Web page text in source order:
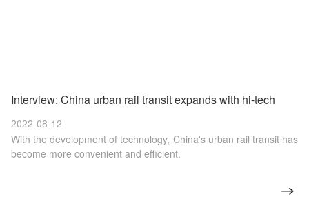
Interview: China urban rail transit expands with hi-tech
With the development of technology, China's urban rail transit has
become more convenient and efficient.
2022-08-12